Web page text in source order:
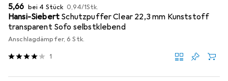
EUR
5,66 bei 4 Stück EUR
0,94/1Stk.
Hansi-Siebert Schutzpuffer Clear 22,3 mm Kunststoff
transparent Sofo selbstklebend
Anschlagdämpfer, 6 Stk.
1